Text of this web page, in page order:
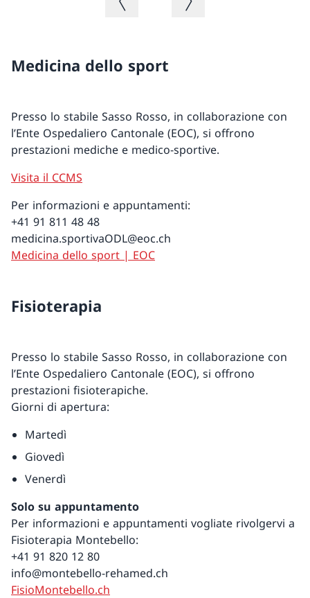
Medicina dello sport
Presso lo stabile Sasso Rosso, in collaborazione con
l’Ente Ospedaliero Cantonale (EOC), si offrono
prestazioni mediche e medico-sportive.
Visita il CCMS
Per informazioni e appuntamenti:
+41 91 811 48 48
medicina.sportivaODL@eoc.ch
Medicina dello sport | EOC
Fisioterapia
Presso lo stabile Sasso Rosso, in collaborazione con
l’Ente Ospedaliero Cantonale (EOC), si offrono
prestazioni fisioterapiche.
Giorni di apertura:
Martedì
Giovedì
Venerdì
Solo su appuntamento
Per informazioni e appuntamenti vogliate rivolgervi a
Fisioterapia Montebello:
+41 91 820 12 80
info@montebello-rehamed.ch
FisioMontebello.ch